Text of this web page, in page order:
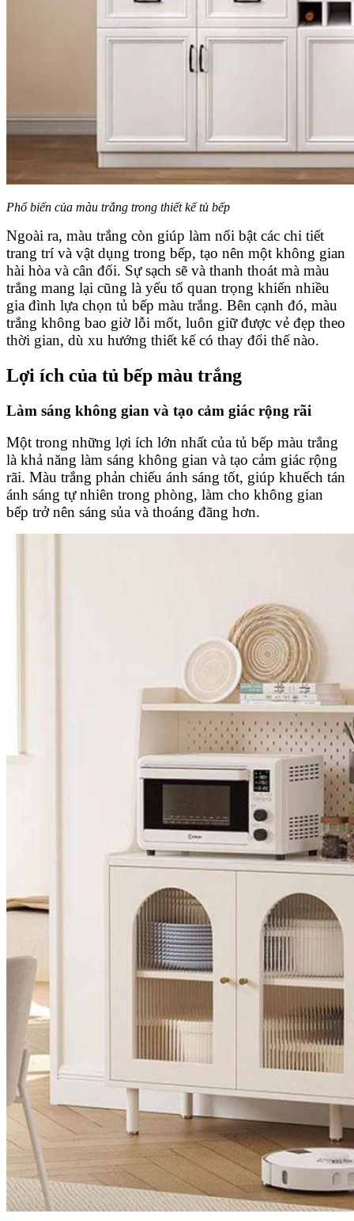
Phổ biến của màu trắng trong thiết kế tủ bếp
Ngoài ra, màu trắng còn giúp làm nổi bật các chi tiết
trang trí và vật dụng trong bếp, tạo nên một không gian
hài hòa và cân đối. Sự sạch sẽ và thanh thoát mà màu
trắng mang lại cũng là yếu tố quan trọng khiến nhiều
gia đình lựa chọn tủ bếp màu trắng. Bên cạnh đó, màu
trắng không bao giờ lỗi mốt, luôn giữ được vẻ đẹp theo
thời gian, dù xu hướng thiết kế có thay đổi thế nào.
Lợi ích của tủ bếp màu trắng
Làm sáng không gian và tạo cảm giác rộng rãi
Một trong những lợi ích lớn nhất của tủ bếp màu trắng
là khả năng làm sáng không gian và tạo cảm giác rộng
rãi. Màu trắng phản chiếu ánh sáng tốt, giúp khuếch tán
ánh sáng tự nhiên trong phòng, làm cho không gian
bếp trở nên sáng sủa và thoáng đãng hơn.